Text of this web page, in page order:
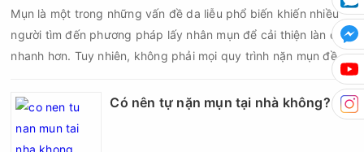
Mụn là một trong những vấn đề da liễu phổ biến khiến nhiều
người tìm đến phương pháp lấy nhân mụn để cải thiện làn da
nhanh hơn. Tuy nhiên, không phải mọi quy trình nặn mụn đều
an toàn và mang lại hiệu quả như mong muốn. Nếu thực hiện
sai kỹ thuật hoặc lấy nhân mụn không đúng thời điểm, làn da
có thể đối mặt với nguy cơ viêm nhiễm, thâm sau mụn và thậm
Có nên tự nặn mụn tại nhà không?